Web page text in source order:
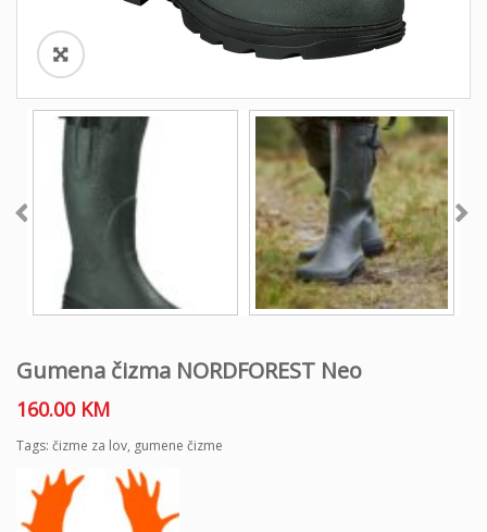
Gumena čizma NORDFOREST Neo
160.00 KM
Tags: čizme za lov, gumene čizme